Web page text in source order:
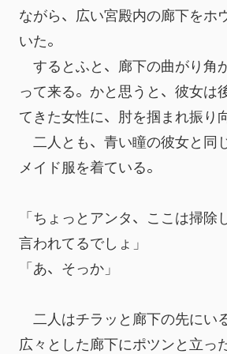
ながら、広い宮殿内の廊下をホ
いた。
するとふと、廊下の曲がり角
って来る。かと思うと、彼女は
てきた女性に、肘を掴まれ振り
二人とも、青い瞳の彼女と同
メイド服を着ている。
「ちょっとアンタ、ここは掃除
言われてるでしょ」
「あ、そっか」
二人はチラッと廊下の先にい
広々とした廊下にポツンと立っ